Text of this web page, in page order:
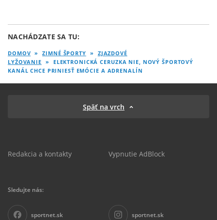
NACHÁDZATE SA TU:
DOMOV » ZIMNÉ ŠPORTY » ZJAZDOVÉ
LYŽOVANIE »
ELEKTRONICKÁ CERUZKA NIE, NOVÝ ŠPORTOVÝ
KANÁL CHCE PRINIESŤ EMÓCIE A ADRENALÍN
Späť na vrch
Redakcia a kontakty Vypnutie AdBlock
Sledujte nás:
sportnet.sk sportnet.sk